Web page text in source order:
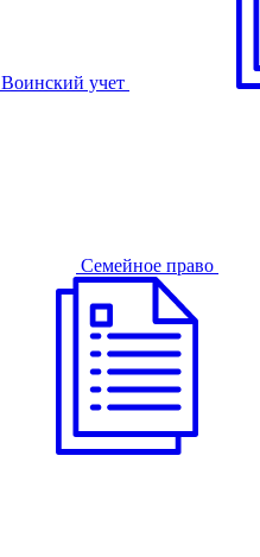
Воинский учет
Семейное право